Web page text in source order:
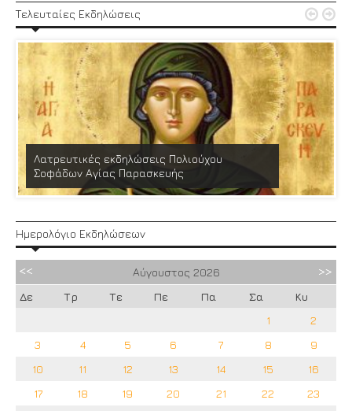
Τελευταίες Εκδηλώσεις
Λατρευτικές εκδηλώσεις Πολιούχου
Σοφάδων Αγίας Παρασκευής
 
Ημερολόγιο Εκδηλώσεων
Αύγουστος 2026
Δε
Τρ Τε Πε Πα Σα
Κυ
1
2
3
4 5 6 7 8
9
10
11 12 13 14 15
16
17
18 19 20 21 22 23